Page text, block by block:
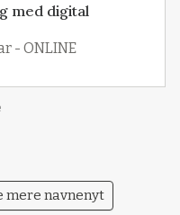
med digital
- ONLINE
mere navnenyt